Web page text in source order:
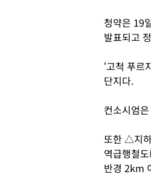
청약은 19
발표되고
‘고척 푸르
단지다.
컨소시엄
또한 △지
역급행철
반경 2km